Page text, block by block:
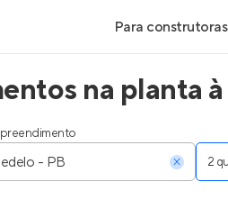
Para construtoras
Geração de
Geração de
na planta
2